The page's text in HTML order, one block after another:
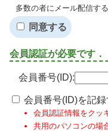
多数の者にメール配信す
同意する
会員認証が必要です．
会員番号(ID):
会員番号(ID)を記録
会員認証情報をクッ
共用のパソコンの場